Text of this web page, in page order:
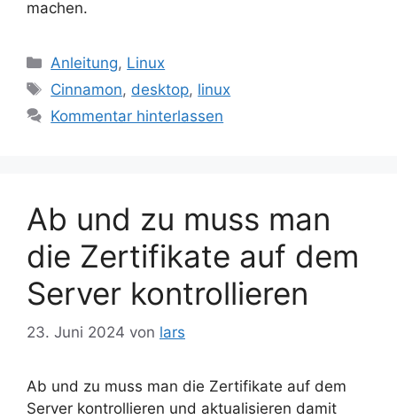
machen.
Kategorien
Anleitung, Linux
Schlagwörter
Cinnamon, desktop, linux
Kommentar hinterlassen
Ab und zu muss man
die Zertifikate auf dem
Server kontrollieren
23. Juni 2024 von lars
Ab und zu muss man die Zertifikate auf dem
Server kontrollieren und aktualisieren damit